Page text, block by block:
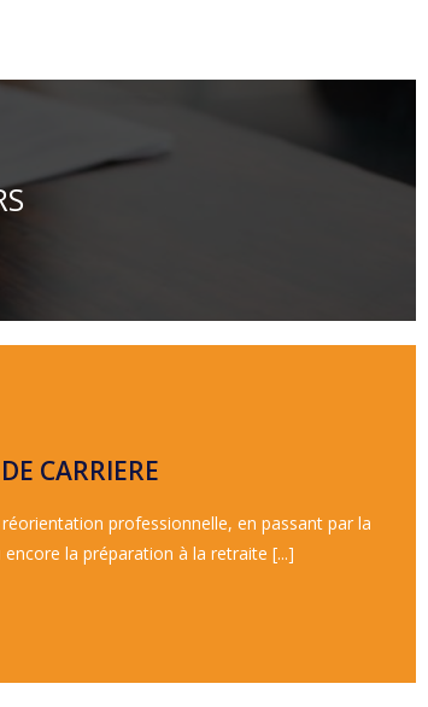
CARRIERE
professionnelle, en passant par la
la préparation à la retraite [...]
- Organisation de projet - Préparation aux